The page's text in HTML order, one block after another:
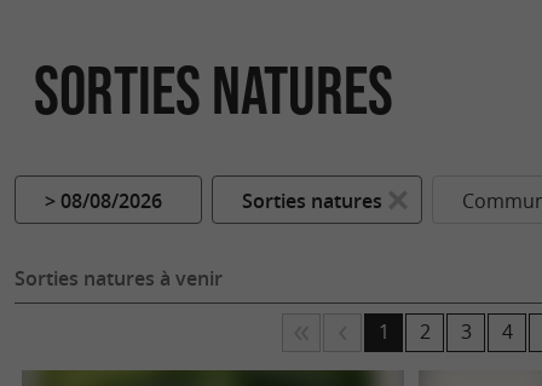
Sorties natures
> 08/08/2026 Sorties natures
Sorties natures à venir
1 2 3 4